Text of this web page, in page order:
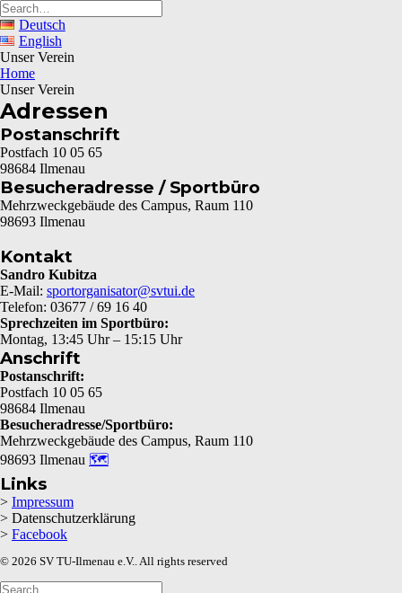
Deutsch
English
Unser Verein
Home
Unser Verein
Adressen
Postanschrift
Postfach 10 05 65
98684 Ilmenau
Besucheradresse / Sportbüro
Mehrzweckgebäude des Campus, Raum 110
98693 Ilmenau
Kontakt
Sandro Kubitza
E-Mail: sportorganisator@svtui.de
Telefon: 03677 / 69 16 40
Sprechzeiten im Sportbüro:
Montag, 13:45 Uhr – 15:15 Uhr
Anschrift
Postanschrift:
Postfach 10 05 65
98684 Ilmenau
Besucheradresse/Sportbüro:
Mehrzweckgebäude des Campus, Raum 110
98693 Ilmenau 🗺
Links
> Impressum
> Datenschutzerklärung
> Facebook
© 2026 SV TU-Ilmenau e.V.. All rights reserved